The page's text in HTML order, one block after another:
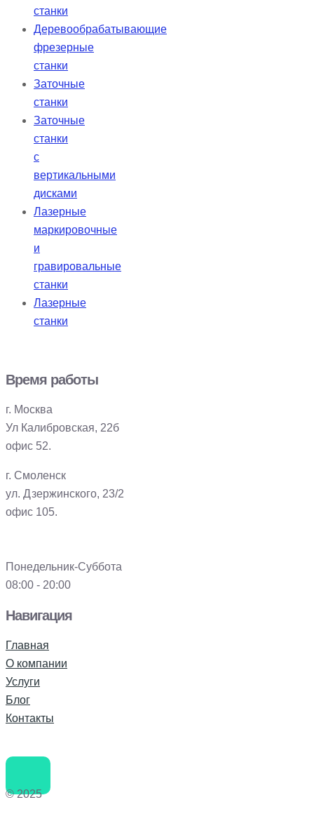
станки
Деревообрабатывающие
фрезерные
станки
Заточные
станки
Заточные
станки
с
вертикальными
дисками
Лазерные
маркировочные
и
гравировальные
станки
Лазерные
станки
Время работы
г. Москва
Ул Калибровская, 22б
офис 52.
г. Смоленск
ул. Дзержинского, 23/2
офис 105.
Понедельник-Суббота
08:00 - 20:00
Навигация
Главная
О компании
Услуги
Блог
Контакты
© 2025